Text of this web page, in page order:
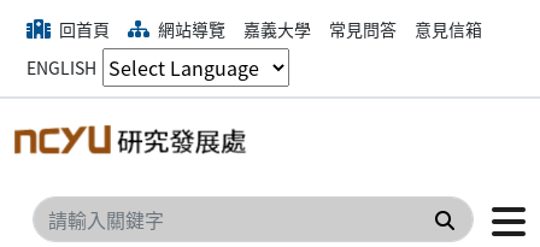
回首頁 網站導覽 嘉義大學 常見問答
意見信箱
ENGLISH
搜尋